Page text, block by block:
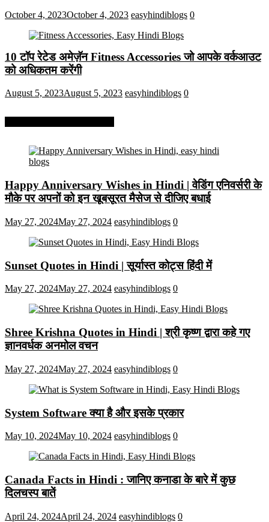
October 4, 2023October 4, 2023 easyhindiblogs 0
10 टॉप रेटेड अमेज़ॅन Fitness Accessories जो आपके वर्कआउट
को अधिकतम करेंगी
August 5, 2023August 5, 2023 easyhindiblogs 0
Happy Anniversary Wishes in Hindi | वेडिंग एनिवर्सरी के
मौके पर अपनों को इन खूबसूरत मैसेज से दीजिए बधाई
May 27, 2024May 27, 2024 easyhindiblogs 0
Sunset Quotes in Hindi | सूर्यास्त कोट्स हिंदी में
May 27, 2024May 27, 2024 easyhindiblogs 0
Shree Krishna Quotes in Hindi | श्री कृष्ण द्वारा कहे गए
ज्ञानवर्धक अनमोल वचन
May 27, 2024May 27, 2024 easyhindiblogs 0
System Software क्या है और इसके प्रकार
May 10, 2024May 10, 2024 easyhindiblogs 0
Canada Facts in Hindi : जानिए कनाडा के बारे में कुछ
दिलचस्प बातें
April 24, 2024April 24, 2024 easyhindiblogs 0